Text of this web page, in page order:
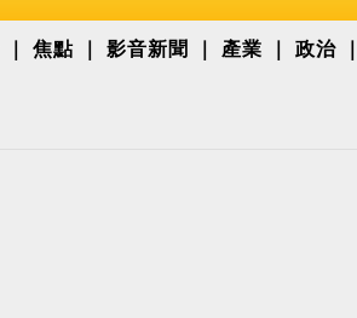
焦點 影音新聞 產業 政治